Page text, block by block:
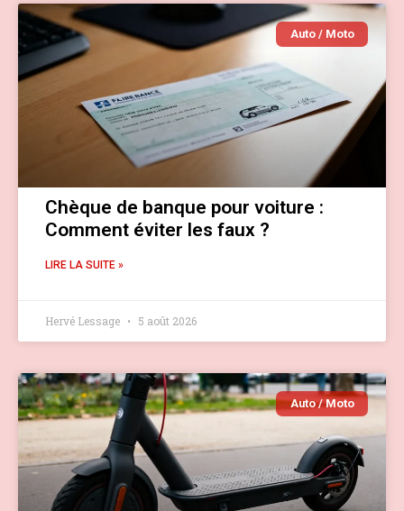
Auto / Moto
Chèque de banque pour voiture :
Comment éviter les faux ?
LIRE LA SUITE »
Hervé Lessage 5 août 2026
Auto / Moto